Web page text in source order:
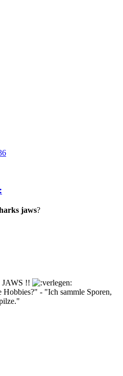
jaws?
JAWS !!
Hobbies?" - "Ich sammle Sporen,